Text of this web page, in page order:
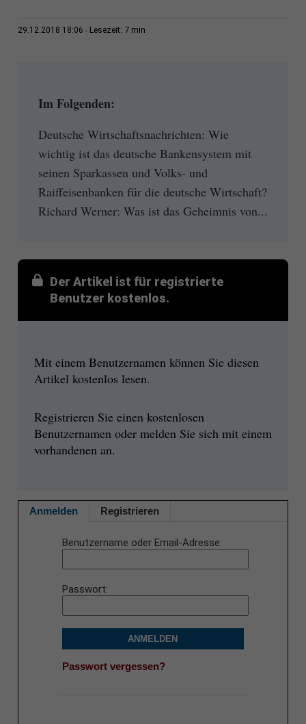
29.12.2018 18:06 Lesezeit: 7 min
Im Folgenden:
Deutsche Wirtschaftsnachrichten: Wie
wichtig ist das deutsche Bankensystem mit
seinen Sparkassen und Volks- und
Raiffeisenbanken für die deutsche Wirtschaft?
Richard Werner: Was ist das Geheimnis von...
Der Artikel ist für registrierte
Benutzer kostenlos.
Mit einem Benutzernamen können Sie diesen
Artikel kostenlos lesen.
Registrieren Sie einen kostenlosen
Benutzernamen oder melden Sie sich mit einem
vorhandenen an.
Anmelden Registrieren
Benutzername oder Email-Adresse
Passwort
ANMELDEN
Passwort vergessen?